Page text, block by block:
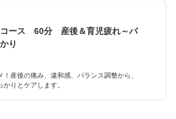
コース 60分 産後＆育児疲れ～バ
り
産後の痛み、違和感、バランス調整から、
りとケアします。